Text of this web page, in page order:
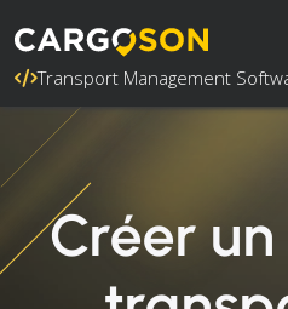
Transport Management
Créer